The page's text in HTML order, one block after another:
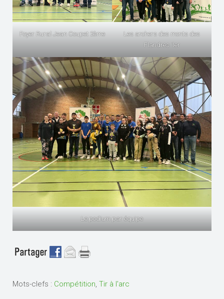
Foyer Rural Jean Coupet 2ème
Les archers des monts des
Flandres 1er
Le podium par équipe
Mots-clefs : Compétition, Tir à l'arc